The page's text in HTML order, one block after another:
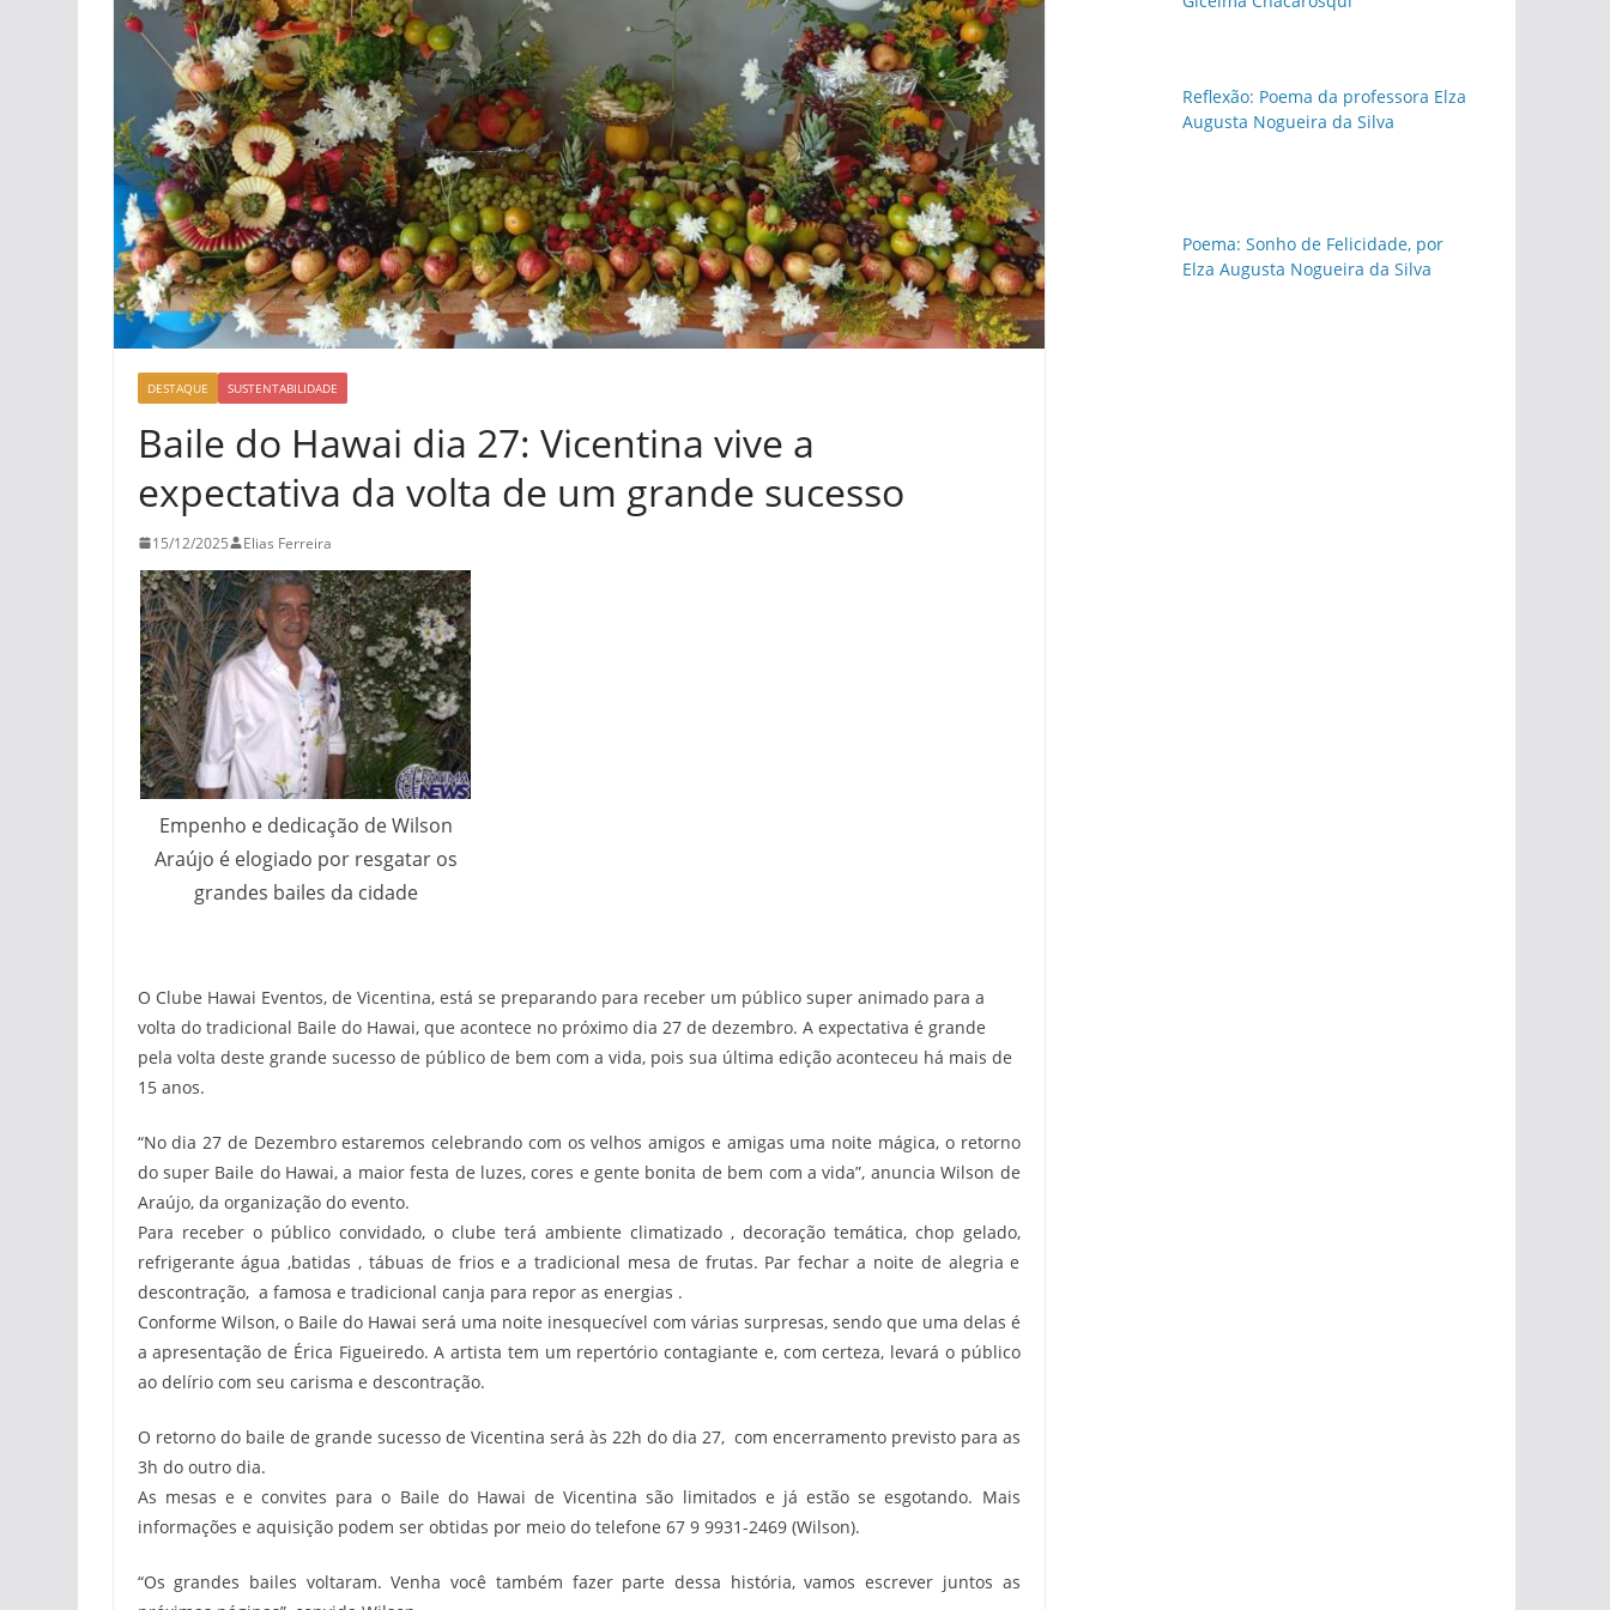
DESTAQUE SUSTENTABILIDADE
Baile do Hawai dia 27: Vicentina vive a
expectativa da volta de um grande sucesso
15/12/2025 Elias Ferreira
Empenho e dedicação de Wilson
Araújo é elogiado por resgatar os
grandes bailes da cidade
O Clube Hawai Eventos, de Vicentina, está se preparando para receber um público super animado para a
volta do tradicional Baile do Hawai, que acontece no próximo dia 27 de dezembro. A expectativa é grande
pela volta deste grande sucesso de público de bem com a vida, pois sua última edição aconteceu há mais de
15 anos.
“No dia 27 de Dezembro estaremos celebrando com os velhos amigos e amigas uma noite mágica, o retorno
do super Baile do Hawai, a maior festa de luzes, cores e gente bonita de bem com a vida”, anuncia Wilson de
Araújo, da organização do evento.
Para receber o público convidado, o clube terá ambiente climatizado , decoração temática, chop gelado,
refrigerante água ,batidas , tábuas de frios e a tradicional mesa de frutas. Par fechar a noite de alegria e
descontração, a famosa e tradicional canja para repor as energias .
Conforme Wilson, o Baile do Hawai será uma noite inesquecível com várias surpresas, sendo que uma delas é
a apresentação de Érica Figueiredo. A artista tem um repertório contagiante e, com certeza, levará o público
ao delírio com seu carisma e descontração.
O retorno do baile de grande sucesso de Vicentina será às 22h do dia 27, com encerramento previsto para as
3h do outro dia.
As mesas e e convites para o Baile do Hawai de Vicentina são limitados e já estão se esgotando. Mais
informações e aquisição podem ser obtidas por meio do telefone 67 9 9931-2469 (Wilson).
“Os grandes bailes voltaram. Venha você também fazer parte dessa história, vamos escrever juntos as
Reflexão: Poema da professora Elza
Augusta Nogueira da Silva
Poema: Sonho de Felicidade, por
Elza Augusta Nogueira da Silva